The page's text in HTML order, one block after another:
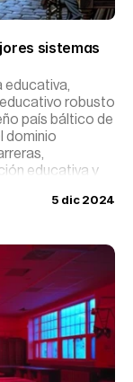
sistemas
robusto
país báltico de
dominio
educativa y
y un
el mundo.
5 dic 2024